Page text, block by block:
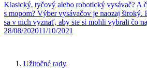
Klasický, tyčový alebo robotický vysávač? A
s mopom? Výber vysávačov je naozaj široký.
sa v nich vyznať, aby ste si mohli vybrali čo
28/08/202011/10/2021
Užitočné rady